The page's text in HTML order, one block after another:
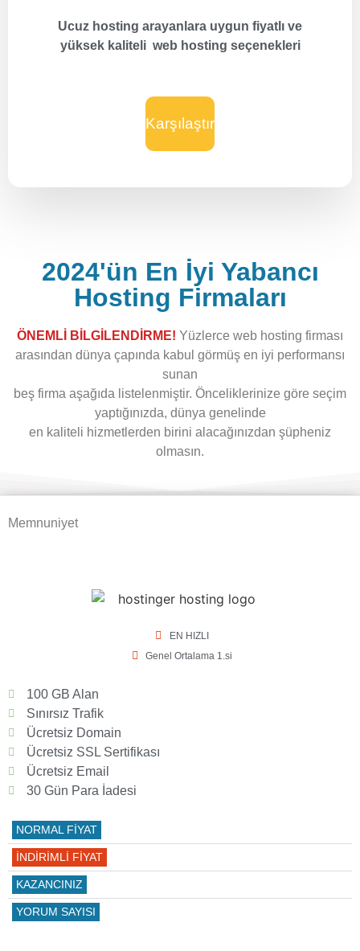
Ucuz hosting arayanlara uygun fiyatlı ve
yüksek kaliteli web hosting seçenekleri
Karşılaştır
2024'ün En İyi Yabancı
Hosting Firmaları
ÖNEMLİ BİLGİLENDİRME! Yüzlerce web hosting firması
arasından dünya çapında kabul görmüş en iyi performansı
sunan
beş firma aşağıda listelenmiştir. Önceliklerinize göre seçim
yaptığınızda, dünya genelinde
en kaliteli hizmetlerden birini alacağınızdan şüpheniz
olmasın.
Memnuniyet
EN HIZLI
Genel Ortalama 1.si
100 GB Alan
Sınırsız Trafik
Ücretsiz Domain
Ücretsiz SSL Sertifikası
Ücretsiz Email
30 Gün Para İadesi
NORMAL FİYAT
İNDİRİMLİ FİYAT
KAZANCINIZ
YORUM SAYISI